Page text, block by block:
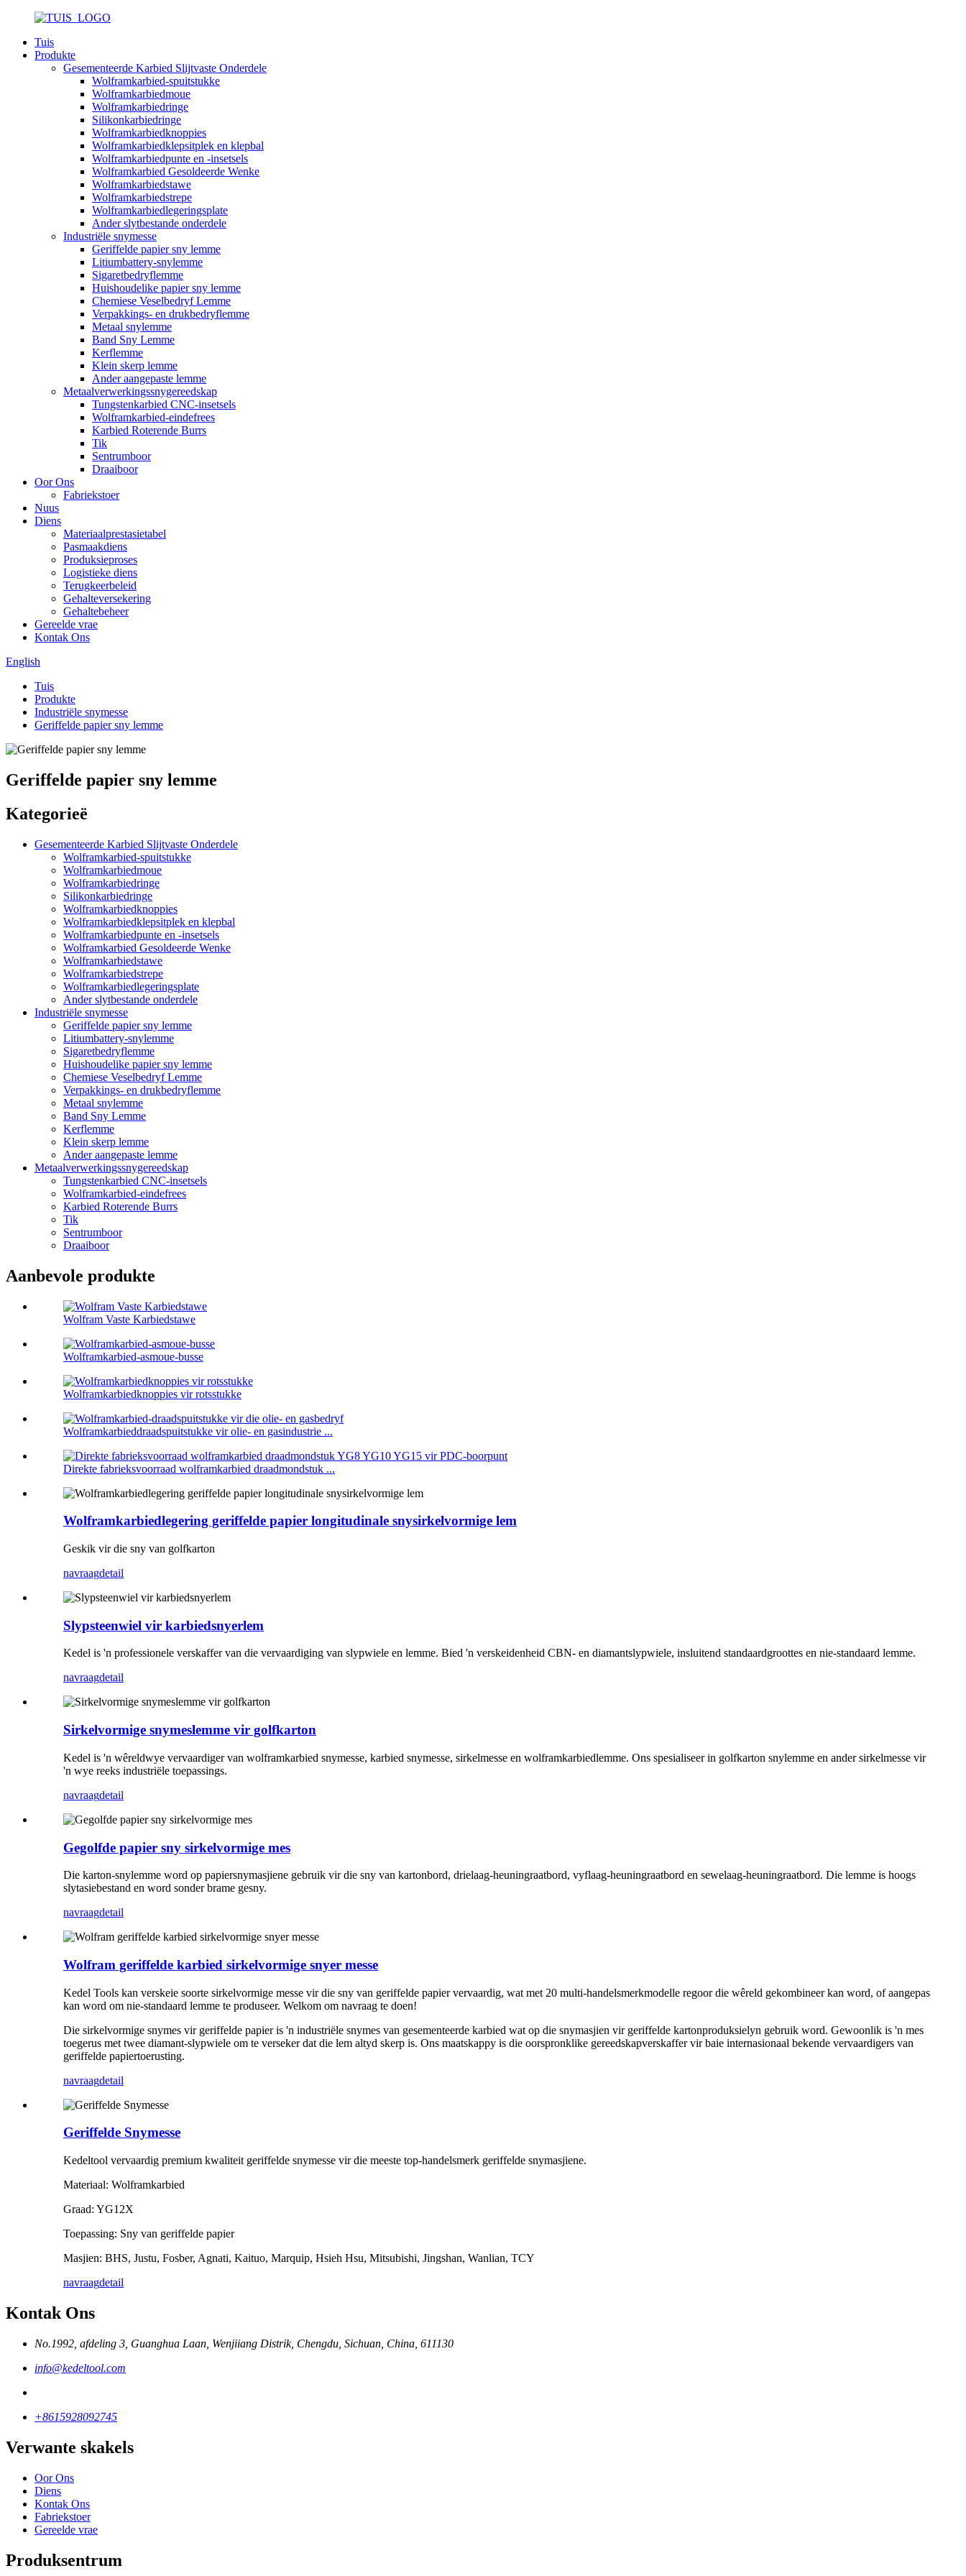
Tuis
Produkte
Gesementeerde Karbied Slijtvaste Onderdele
Wolframkarbied-spuitstukke
Wolframkarbiedmoue
Wolframkarbiedringe
Silikonkarbiedringe
Wolframkarbiedknoppies
Wolframkarbiedklepsitplek en klepbal
Wolframkarbiedpunte en -insetsels
Wolframkarbied Gesoldeerde Wenke
Wolframkarbiedstawe
Wolframkarbiedstrepe
Wolframkarbiedlegeringsplate
Ander slytbestande onderdele
Industriële snymesse
Geriffelde papier sny lemme
Litiumbattery-snylemme
Sigaretbedryflemme
Huishoudelike papier sny lemme
Chemiese Veselbedryf Lemme
Verpakkings- en drukbedryflemme
Metaal snylemme
Band Sny Lemme
Kerflemme
Klein skerp lemme
Ander aangepaste lemme
Metaalverwerkingssnygereedskap
Tungstenkarbied CNC-insetsels
Wolframkarbied-eindefrees
Karbied Roterende Burrs
Tik
Sentrumboor
Draaiboor
Oor Ons
Fabriekstoer
Nuus
Diens
Materiaalprestasietabel
Pasmaakdiens
Produksieproses
Logistieke diens
Terugkeerbeleid
Gehalteversekering
Gehaltebeheer
Gereelde vrae
Kontak Ons
English
Tuis
Produkte
Industriële snymesse
Geriffelde papier sny lemme
Geriffelde papier sny lemme
Kategorieë
Gesementeerde Karbied Slijtvaste Onderdele
Wolframkarbied-spuitstukke
Wolframkarbiedmoue
Wolframkarbiedringe
Silikonkarbiedringe
Wolframkarbiedknoppies
Wolframkarbiedklepsitplek en klepbal
Wolframkarbiedpunte en -insetsels
Wolframkarbied Gesoldeerde Wenke
Wolframkarbiedstawe
Wolframkarbiedstrepe
Wolframkarbiedlegeringsplate
Ander slytbestande onderdele
Industriële snymesse
Geriffelde papier sny lemme
Litiumbattery-snylemme
Sigaretbedryflemme
Huishoudelike papier sny lemme
Chemiese Veselbedryf Lemme
Verpakkings- en drukbedryflemme
Metaal snylemme
Band Sny Lemme
Kerflemme
Klein skerp lemme
Ander aangepaste lemme
Metaalverwerkingssnygereedskap
Tungstenkarbied CNC-insetsels
Wolframkarbied-eindefrees
Karbied Roterende Burrs
Tik
Sentrumboor
Draaiboor
Aanbevole produkte
Wolfram Vaste Karbiedstawe
Wolframkarbied-asmoue-busse
Wolframkarbiedknoppies vir rotsstukke
Wolframkarbieddraadspuitstukke vir olie- en gasindustrie ...
Direkte fabrieksvoorraad wolframkarbied draadmondstuk ...
Wolframkarbiedlegering geriffelde papier longitudinale snysirkelvormige lem
Geskik vir die sny van golfkarton
navraagdetail
Slypsteenwiel vir karbiedsnyerlem
Kedel is 'n professionele verskaffer van die vervaardiging van slypwiele en lemme. Bied 'n verskeidenheid CBN- en diamantslypwiele, insluitend standaardgroottes en nie-standaard lemme.
navraagdetail
Sirkelvormige snymeslemme vir golfkarton
Kedel is 'n wêreldwye vervaardiger van wolframkarbied snymesse, karbied snymesse, sirkelmesse en wolframkarbiedlemme. Ons spesialiseer in golfkarton snylemme en ander sirkelmesse vir
'n wye reeks industriële toepassings.
navraagdetail
Gegolfde papier sny sirkelvormige mes
Die karton-snylemme word op papiersnymasjiene gebruik vir die sny van kartonbord, drielaag-heuningraatbord, vyflaag-heuningraatbord en sewelaag-heuningraatbord. Die lemme is hoogs
slytasiebestand en word sonder brame gesny.
navraagdetail
Wolfram geriffelde karbied sirkelvormige snyer messe
Kedel Tools kan verskeie soorte sirkelvormige messe vir die sny van geriffelde papier vervaardig, wat met 20 multi-handelsmerkmodelle regoor die wêreld gekombineer kan word, of aangepas
kan word om nie-standaard lemme te produseer. Welkom om navraag te doen!
Die sirkelvormige snymes vir geriffelde papier is 'n industriële snymes van gesementeerde karbied wat op die snymasjien vir geriffelde kartonproduksielyn gebruik word. Gewoonlik is 'n mes
toegerus met twee diamant-slypwiele om te verseker dat die lem altyd skerp is. Ons maatskappy is die oorspronklike gereedskapverskaffer vir baie internasionaal bekende vervaardigers van
geriffelde papiertoerusting.
navraagdetail
Geriffelde Snymesse
Kedeltool vervaardig premium kwaliteit geriffelde snymesse vir die meeste top-handelsmerk geriffelde snymasjiene.
Materiaal: Wolframkarbied
Graad: YG12X
Toepassing: Sny van geriffelde papier
Masjien: BHS, Justu, Fosber, Agnati, Kaituo, Marquip, Hsieh Hsu, Mitsubishi, Jingshan, Wanlian, TCY
navraagdetail
Kontak Ons
No.1992, afdeling 3, Guanghua Laan, Wenjiiang Distrik, Chengdu, Sichuan, China, 611130
info@kedeltool.com
+8615928092745
Verwante skakels
Oor Ons
Diens
Kontak Ons
Fabriekstoer
Gereelde vrae
Produksentrum